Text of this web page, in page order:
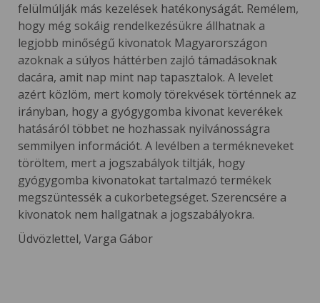
felülmúlják más kezelések hatékonyságát. Remélem,
hogy még sokáig rendelkezésükre állhatnak a
legjobb minőségű kivonatok Magyarországon
azoknak a súlyos háttérben zajló támadásoknak
dacára, amit nap mint nap tapasztalok. A levelet
azért közlöm, mert komoly törekvések történnek az
irányban, hogy a gyógygomba kivonat keverékek
hatásáról többet ne hozhassak nyilvánosságra
semmilyen információt. A levélben a termékneveket
töröltem, mert a jogszabályok tiltják, hogy
gyógygomba kivonatokat tartalmazó termékek
megszüntessék a cukorbetegséget. Szerencsére a
kivonatok nem hallgatnak a jogszabályokra.
Üdvözlettel, Varga Gábor